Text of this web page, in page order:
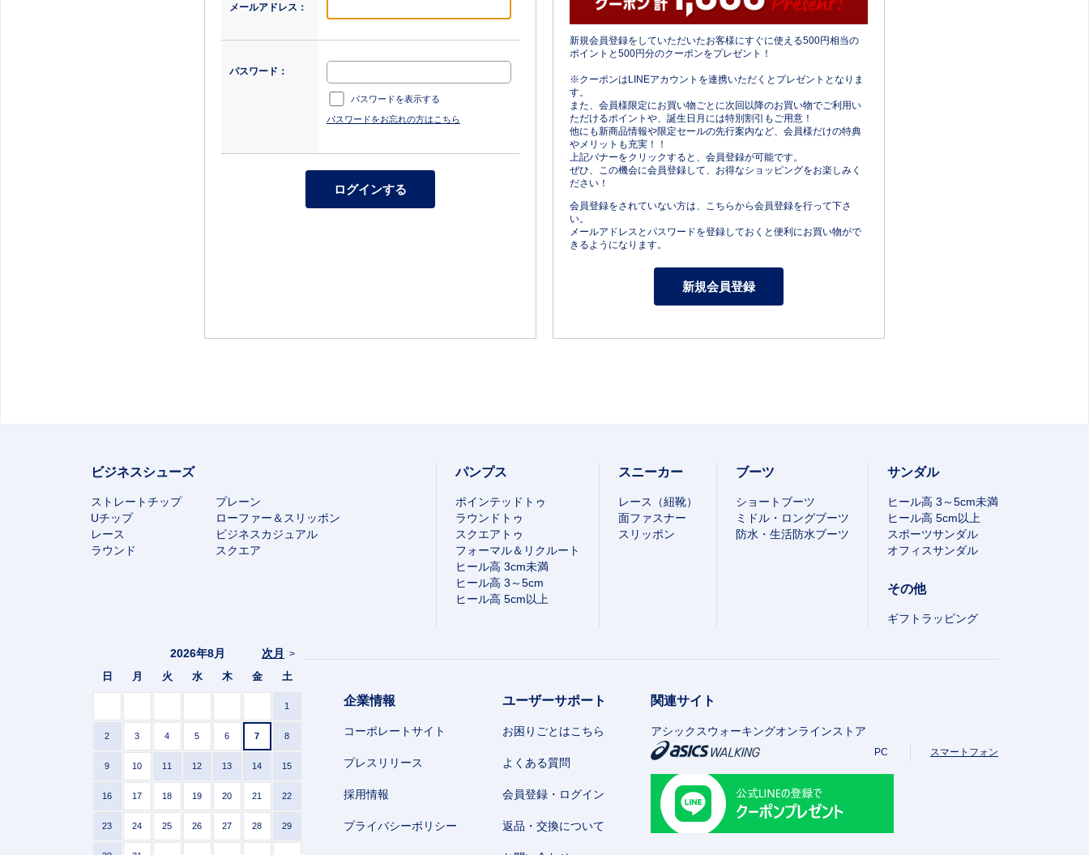
メールアドレス：
パスワード：
パスワードを表示する
パスワードをお忘れの方はこちら
新規会員登録をしていただいたお客様にすぐに使える500円相当の
ポイントと500円分のクーポンをプレゼント！
※クーポンはLINEアカウントを連携いただくとプレゼントとなりま
す。
また、会員様限定にお買い物ごとに次回以降のお買い物でご利用い
ただけるポイントや、誕生日月には特別割引もご用意！
他にも新商品情報や限定セールの先行案内など、会員様だけの特典
やメリットも充実！！
上記バナーをクリックすると、会員登録が可能です。
ぜひ、この機会に会員登録して、お得なショッピングをお楽しみく
ださい！
会員登録をされていない方は、こちらから会員登録を行って下さ
い。
メールアドレスとパスワードを登録しておくと便利にお買い物がで
きるようになります。
ビジネスシューズ
ストレートチップ
プレーン
Uチップ
ローファー＆スリッポン
レース
ビジネスカジュアル
ラウンド
スクエア
パンプス
ポインテッドトゥ
ラウンドトゥ
スクエアトゥ
フォーマル＆リクルート
ヒール高 3cm未満
ヒール高 3～5cm
ヒール高 5cm以上
スニーカー
レース（紐靴）
面ファスナー
スリッポン
ブーツ
ショートブーツ
ミドル・ロングブーツ
防水・生活防水ブーツ
サンダル
ヒール高 3～5cm未満
ヒール高 5cm以上
スポーツサンダル
オフィスサンダル
その他
ギフトラッピング
次月 >
2026年8月
日 月 火 水 木 金 土
1
2 3 4 5 6 7 8
9 10 11 12 13 14 15
16 17 18 19 20 21 22
23 24 25 26 27 28 29
企業情報
コーポレートサイト
プレスリリース
採用情報
プライバシーポリシー
ユーザーサポート
お困りごとはこちら
よくある質問
会員登録・ログイン
返品・交換について
関連サイト
アシックスウォーキングオンラインストア
PC スマートフォン